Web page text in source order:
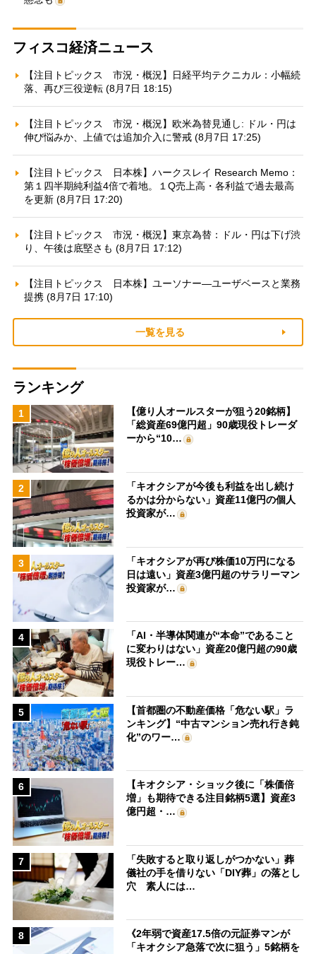
フィスコ経済ニュース
【注目トピックス 市況・概況】日経平均テクニカル：小幅続
落、再び三役逆転 (8月7日 18:15)
【注目トピックス 市況・概況】欧米為替見通し: ドル・円は
伸び悩みか、上値では追加介入に警戒 (8月7日 17:25)
【注目トピックス 日本株】ハークスレイ Research Memo：
第１四半期純利益4倍で着地。１Q売上高・各利益で過去最高
を更新 (8月7日 17:20)
【注目トピックス 市況・概況】東京為替：ドル・円は下げ渋
り、午後は底堅さも (8月7日 17:12)
【注目トピックス 日本株】ユーソナー—ユーザベースと業務
提携 (8月7日 17:10)
一覧を見る
ランキング
1
【億り人オールスターが狙う20銘柄】
「総資産69億円超」90歳現役トレーダ
ーから“10…
2
「キオクシアが今後も利益を出し続け
るかは分からない」資産11億円の個人
投資家が…
3
「キオクシアが再び株価10万円になる
日は遠い」資産3億円超のサラリーマン
投資家が…
4
「AI・半導体関連が“本命”であること
に変わりはない」資産20億円超の90歳
現役トレー…
5
【首都圏の不動産価格「危ない駅」ラ
ンキング】“中古マンション売れ行き鈍
化”のワー…
6
【キオクシア・ショック後に「株価倍
増」も期待できる注目銘柄5選】資産3
億円超・…
7
「失敗すると取り返しがつかない」葬
儀社の手を借りない「DIY葬」の落とし
穴 素人には…
8
《2年弱で資産17.5倍の元証券マンが
「キオクシア急落で次に狙う」5銘柄を